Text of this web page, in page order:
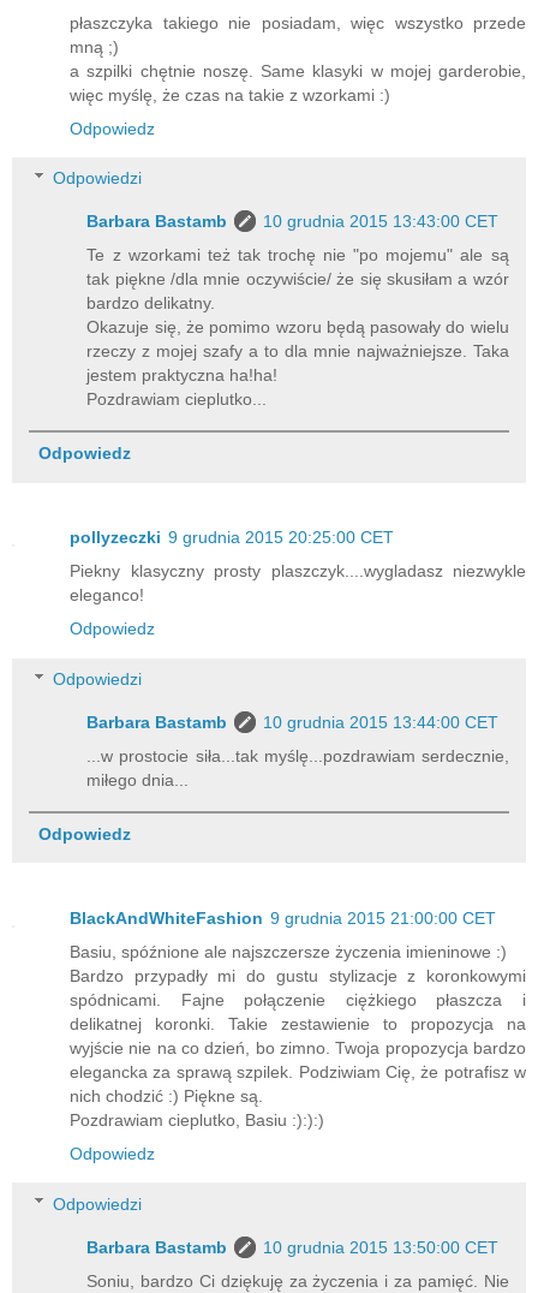
płaszczyka takiego nie posiadam, więc wszystko przede
mną ;)
a szpilki chętnie noszę. Same klasyki w mojej garderobie,
więc myślę, że czas na takie z wzorkami :)
Odpowiedz
Odpowiedzi
Barbara Bastamb
10 grudnia 2015 13:43:00 CET
Te z wzorkami też tak trochę nie "po mojemu" ale są
tak piękne /dla mnie oczywiście/ że się skusiłam a wzór
bardzo delikatny.
Okazuje się, że pomimo wzoru będą pasowały do wielu
rzeczy z mojej szafy a to dla mnie najważniejsze. Taka
jestem praktyczna ha!ha!
Pozdrawiam cieplutko...
Odpowiedz
pollyzeczki 9 grudnia 2015 20:25:00 CET
Piekny klasyczny prosty plaszczyk....wygladasz niezwykle
eleganco!
Odpowiedz
Odpowiedzi
Barbara Bastamb
10 grudnia 2015 13:44:00 CET
...w prostocie siła...tak myślę...pozdrawiam serdecznie,
miłego dnia...
Odpowiedz
BlackAndWhiteFashion 9 grudnia 2015 21:00:00 CET
Basiu, spóźnione ale najszczersze życzenia imieninowe :)
Bardzo przypadły mi do gustu stylizacje z koronkowymi
spódnicami. Fajne połączenie ciężkiego płaszcza i
delikatnej koronki. Takie zestawienie to propozycja na
wyjście nie na co dzień, bo zimno. Twoja propozycja bardzo
elegancka za sprawą szpilek. Podziwiam Cię, że potrafisz w
nich chodzić :) Piękne są.
Pozdrawiam cieplutko, Basiu :):):)
Odpowiedz
Odpowiedzi
Barbara Bastamb
10 grudnia 2015 13:50:00 CET
Soniu, bardzo Ci dziękuję za życzenia i za pamięć. Nie